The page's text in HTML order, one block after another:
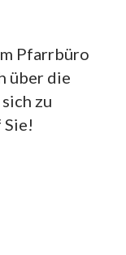
Pfarrbüro
über die
zu
Sie!